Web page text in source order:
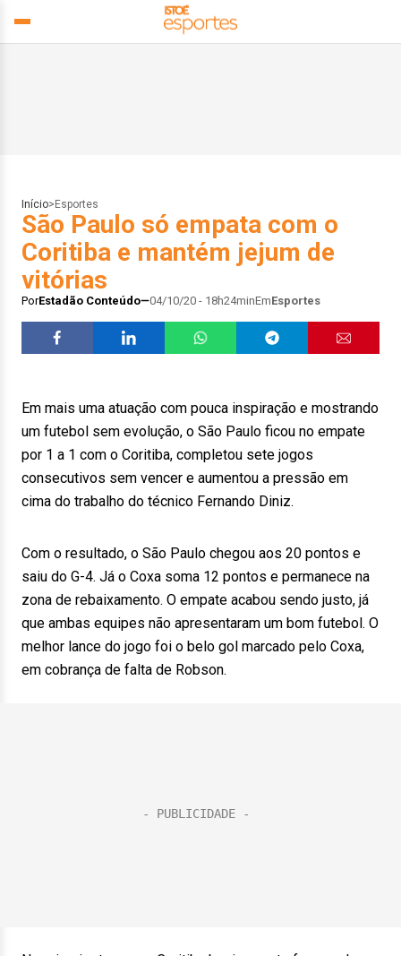
Início> Esportes
São Paulo só empata com o
Coritiba e mantém jejum de
vitórias
PorEstadão Conteúdo 04/10/20 - 18h24minEmEsportes
Em mais uma atuação com pouca inspiração e mostrando
um futebol sem evolução, o São Paulo ficou no empate
por 1 a 1 com o Coritiba, completou sete jogos
consecutivos sem vencer e aumentou a pressão em
cima do trabalho do técnico Fernando Diniz.
Com o resultado, o São Paulo chegou aos 20 pontos e
saiu do G-4. Já o Coxa soma 12 pontos e permanece na
zona de rebaixamento. O empate acabou sendo justo, já
que ambas equipes não apresentaram um bom futebol. O
melhor lance do jogo foi o belo gol marcado pelo Coxa,
em cobrança de falta de Robson.